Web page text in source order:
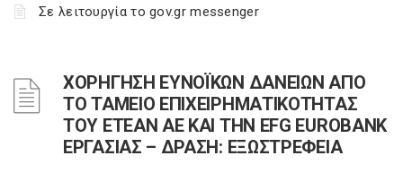
Σε λειτουργία το gov.gr messenger
ΧΟΡΗΓΗΣΗ ΕΥΝΟΪΚΩΝ ΔΑΝΕΙΩΝ ΑΠΟ
ΤΟ ΤΑΜΕΙΟ ΕΠΙΧΕΙΡΗΜΑΤΙΚΟΤΗΤΑΣ
ΤΟΥ ΕΤΕΑΝ ΑΕ ΚΑΙ ΤΗΝ EFG EUROBANK
ΕΡΓΑΣΙΑΣ – ΔΡΑΣΗ: ΕΞΩΣΤΡΕΦΕΙΑ